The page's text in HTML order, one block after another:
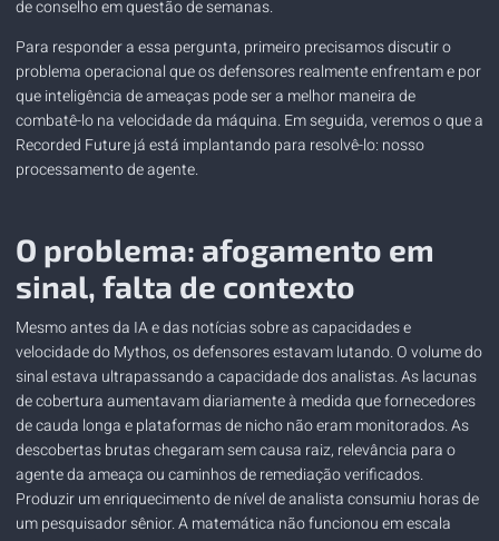
de conselho em questão de semanas.
Para responder a essa pergunta, primeiro precisamos discutir o
problema operacional que os defensores realmente enfrentam e por
queinteligência de ameaçaspode ser a melhor maneira de
combatê-lo na velocidade da máquina. Em seguida, veremos o que a
Recorded Future já está implantando para resolvê-lo: nosso
processamento de agente.
O problema: afogamento em
sinal, falta de contexto
Mesmo antes da IA ​​e das notícias sobre as capacidades e
velocidade do Mythos, os defensores estavam lutando. O volume do
sinal estava ultrapassando a capacidade dos analistas. As lacunas
de cobertura aumentavam diariamente à medida que fornecedores
de cauda longa e plataformas de nicho não eram monitorados. As
descobertas brutas chegaram sem causa raiz, relevância para o
agente da ameaça ou caminhos de remediação verificados.
Produzir um enriquecimento de nível de analista consumiu horas de
um pesquisador sênior. A matemática não funcionou em escala